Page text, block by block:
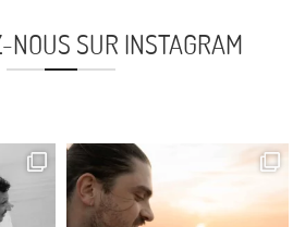
NOUS SUR INSTAGRAM